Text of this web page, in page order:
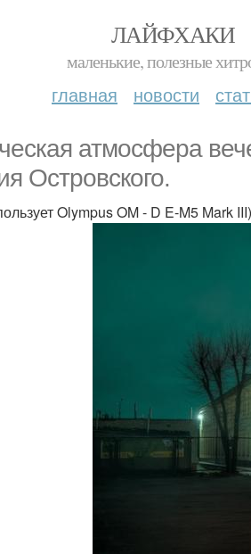
ЛАЙФХАКИ
маленькие, полезные
главная новости
атмосфера
Островского.
Olympus OM - D E-M5 Mark III)